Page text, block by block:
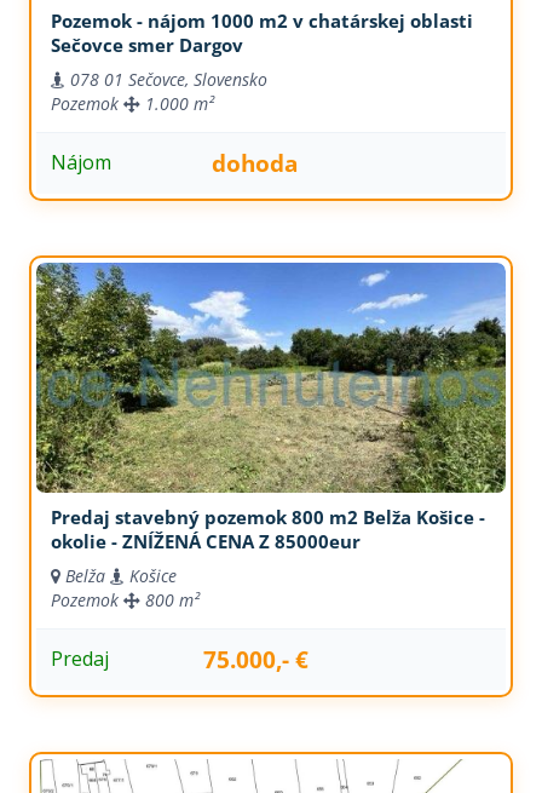
Pozemok - nájom 1000 m2 v chatárskej oblasti
Sečovce smer Dargov
078 01 Sečovce, Slovensko
Pozemok
1.000 m²
Nájom dohoda
Predaj stavebný pozemok 800 m2 Belža Košice -
okolie - ZNÍŽENÁ CENA Z 85000eur
Belža
Košice
Pozemok
800 m²
Predaj 75.000,- €